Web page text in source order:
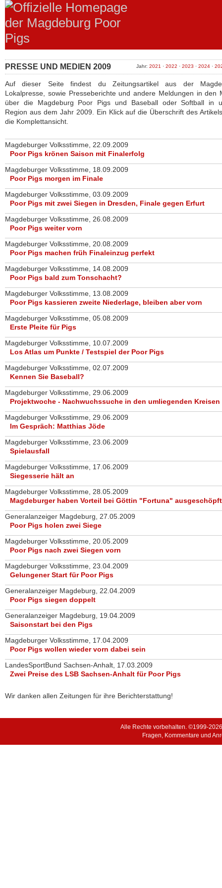
PRESSE UND MEDIEN 2009 Jahr: 2021 · 2022 · 2023 · 2024 ·
Auf dieser Seite findest du Zeitungsartikel aus der
Lokalpresse, sowie Presseberichte und andere Meldungen in den
über die Magdeburg Poor Pigs und Baseball oder Softball in
Region aus dem Jahr 2009. Ein Klick auf die Überschrift des
die Komplettansicht.
Magdeburger Volksstimme, 22.09.2009
Poor Pigs krönen Saison mit Finalerfolg
Magdeburger Volksstimme, 18.09.2009
Poor Pigs morgen im Finale
Magdeburger Volksstimme, 03.09.2009
Poor Pigs mit zwei Siegen in Dresden, Finale gegen Erfurt
Magdeburger Volksstimme, 26.08.2009
Poor Pigs weiter vorn
Magdeburger Volksstimme, 20.08.2009
Poor Pigs machen früh Finaleinzug perfekt
Magdeburger Volksstimme, 14.08.2009
Poor Pigs bald zum Tonschacht?
Magdeburger Volksstimme, 13.08.2009
Poor Pigs kassieren zweite Niederlage, bleiben aber vorn
Magdeburger Volksstimme, 05.08.2009
Erste Pleite für Pigs
Magdeburger Volksstimme, 10.07.2009
Los Atlas um Punkte / Testspiel der Poor Pigs
Magdeburger Volksstimme, 02.07.2009
Kennen Sie Baseball?
Magdeburger Volksstimme, 29.06.2009
Projektwoche - Nachwuchssuche in den umliegenden Kreisen
Magdeburger Volksstimme, 29.06.2009
Im Gespräch: Matthias Jöde
Magdeburger Volksstimme, 23.06.2009
Spielausfall
Magdeburger Volksstimme, 17.06.2009
Siegesserie hält an
Magdeburger Volksstimme, 28.05.2009
Magdeburger haben Vorteil bei Göttin "Fortuna" ausgeschöpft
Generalanzeiger Magdeburg, 27.05.2009
Poor Pigs holen zwei Siege
Magdeburger Volksstimme, 20.05.2009
Poor Pigs nach zwei Siegen vorn
Magdeburger Volksstimme, 23.04.2009
Gelungener Start für Poor Pigs
Generalanzeiger Magdeburg, 22.04.2009
Poor Pigs siegen doppelt
Generalanzeiger Magdeburg, 19.04.2009
Saisonstart bei den Pigs
Magdeburger Volksstimme, 17.04.2009
Poor Pigs wollen wieder vorn dabei sein
LandesSportBund Sachsen-Anhalt, 17.03.2009
Zwei Preise des LSB Sachsen-Anhalt für Poor Pigs
Wir danken allen Zeitungen für ihre Berichterstattung!
Alle Rechte vorbehalten. ©1999-
Fragen, Kommentare und